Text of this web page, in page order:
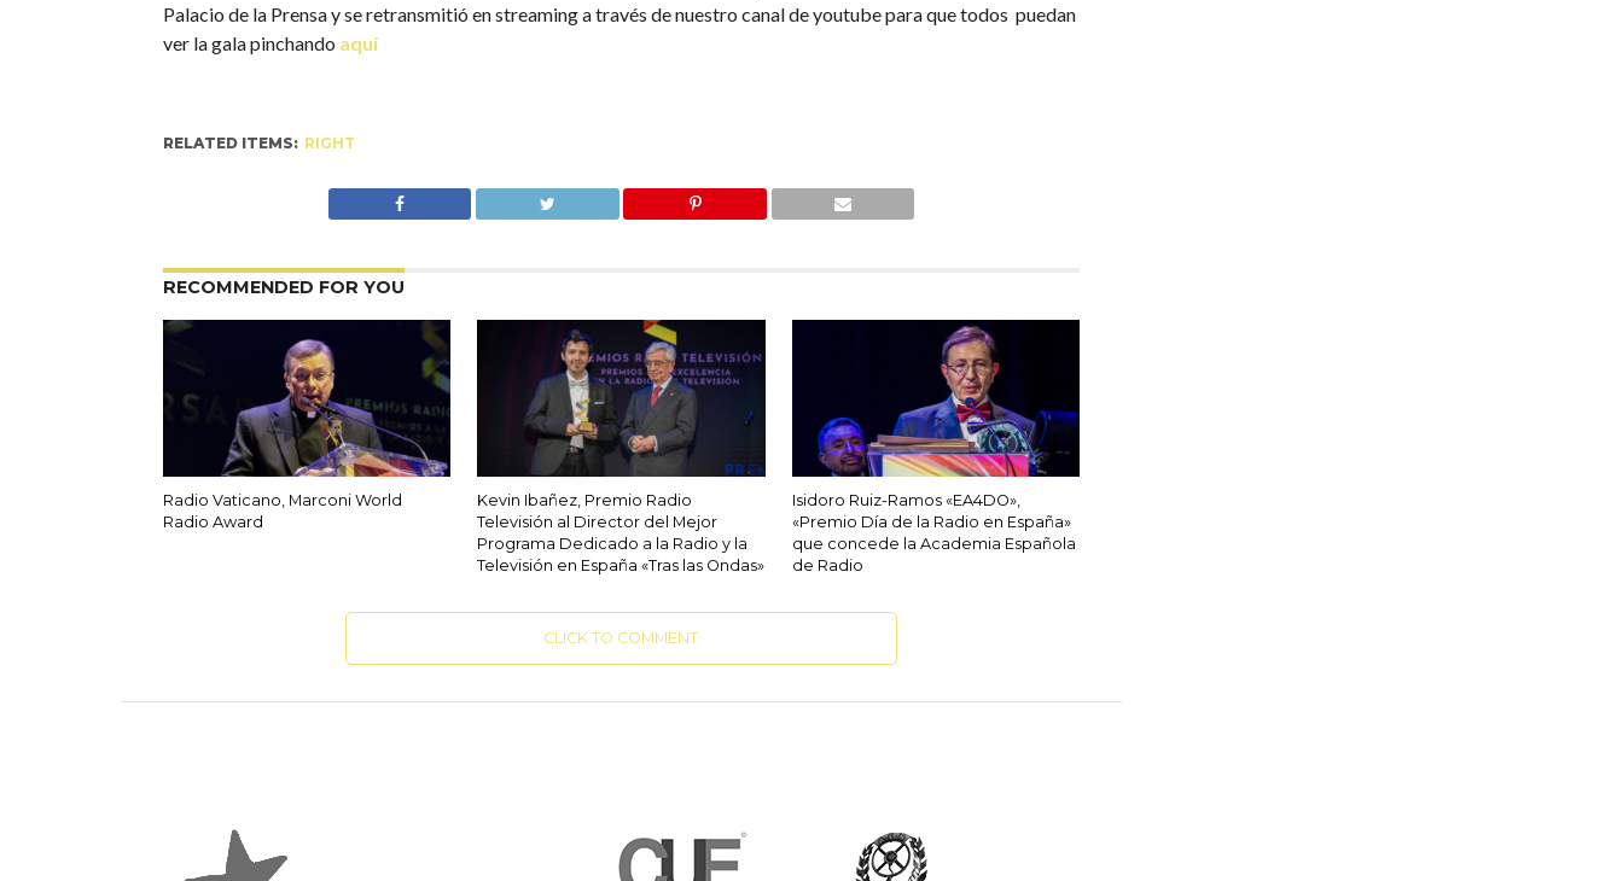
Palacio de la Prensa y se retransmitió en streaming a través de nuestro canal de youtube para que todos puedan
ver la gala pinchando aquí
RELATED ITEMS: RIGHT
RECOMMENDED FOR YOU
Radio Vaticano, Marconi World
Radio Award
Kevin Ibañez, Premio Radio
Televisión al Director del Mejor
Programa Dedicado a la Radio y la
Televisión en España «Tras las Ondas»
Isidoro Ruiz-Ramos «EA4DO»,
«Premio Día de la Radio en España»
que concede la Academia Española
de Radio
CLICK TO COMMENT